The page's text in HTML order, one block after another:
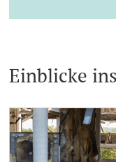
Einblicke